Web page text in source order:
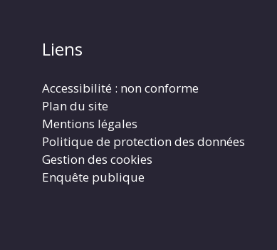
Liens
Accessibilité : non conforme
Plan du site
Mentions légales
Politique de protection des données
Gestion des cookies
Enquête publique